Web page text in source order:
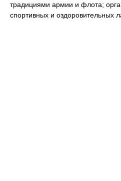
традициями армии и флота;
спортивных и оздоровительных